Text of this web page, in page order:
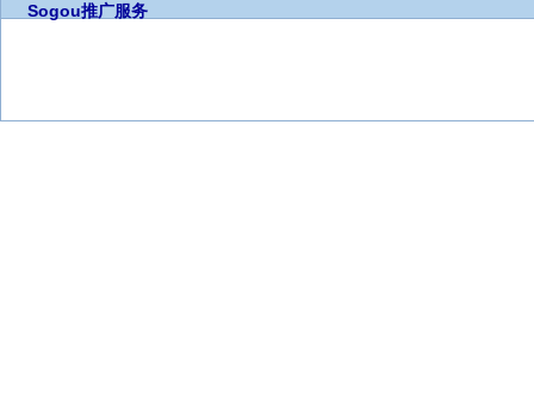
Sogou推广服务